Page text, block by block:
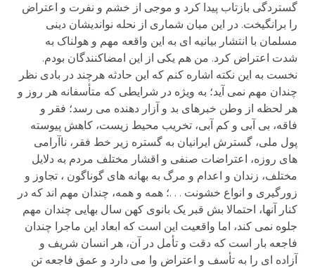
گستردگی بازتاب پیدا کرد و موجی از خشم و نفرت و اعتراض
را برانگیخت. در این میان شماری از نحله نواندیشان دینی
مسلمان با انتشار بیانیه ای به این واقعه مهم و هولناک به
شدت اعتراض کرد. من هم یکی از این امضاکنندگان بودم.
نخست به این نکته اشاره کنم که این حادثه هرچند در بادی نظر
چندان مهم نمی آید؛ به ویژه در شرایطی که متأسفانه هر روز و
هر لحظه از وطن خبرهای بد و آزار دهنده می رسد؛ فقر و
فاقه، بی آبی و کم آبی، تخریب محیط زیست، کاهش پیوسته
پول ملی، گسترش ایرانیان به گستره زیر خط فقر، ناآرامی
های روزه، اعتراضات صنفی و اقشار مختلف مردم به دلایل
مختلف، زندان و اعدام و مرگ به بهانه های گوناگون ، تجاوز و
زورگیری و انواع خشونت . . .؛ همه و همه، چندان مهم اند که در
کنار آنها، احتمالا بش قبر یک بانوی کهن سال بهایی چندان مهم
جلوه نمی کند، اما واقعیت این است که ابعاد این ماجرا چندان
فاجعه بار است که دقت و تأمل در آن، هر انسان شریف و
آزاده ای را به تأسف و اعتراض وا می دارد و عمق فاجعه تن